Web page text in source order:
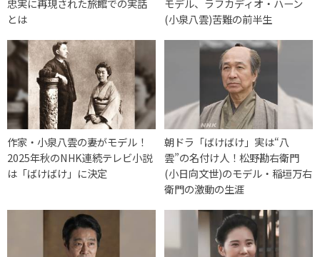
とは
(小泉八雲)苦難の前半生
作家・小泉八雲の妻がモデル！
2025年秋のNHK連続テレビ小説
は「ばけばけ」に決定
朝ドラ「ばけばけ」実は“八
雲”の名付け人！松野勘右衛門
(小日向文世)のモデル・稲垣万右
衛門の激動の生涯